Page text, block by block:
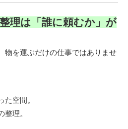
理は「誰に頼むか」が
物を運ぶだけの仕事ではありませ
た空間。
理。